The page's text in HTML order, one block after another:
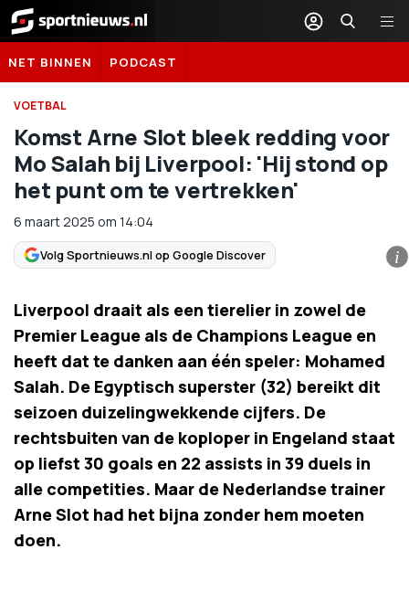
Sportnieuws.nl
NET BINNEN PODCAST
VOETBAL
Komst Arne Slot bleek redding voor
Mo Salah bij Liverpool: 'Hij stond op
het punt om te vertrekken'
6 maart 2025 om 14:04
Volg Sportnieuws.nl op Google Discover i
Liverpool draait als een tierelier in zowel de
Premier League als de Champions League en
heeft dat te danken aan één speler: Mohamed
Salah. De Egyptisch superster (32) bereikt dit
seizoen duizelingwekkende cijfers. De
rechtsbuiten van de koploper in Engeland staat
op liefst 30 goals en 22 assists in 39 duels in
alle competities. Maar de Nederlandse trainer
Arne Slot had het bijna zonder hem moeten
doen.